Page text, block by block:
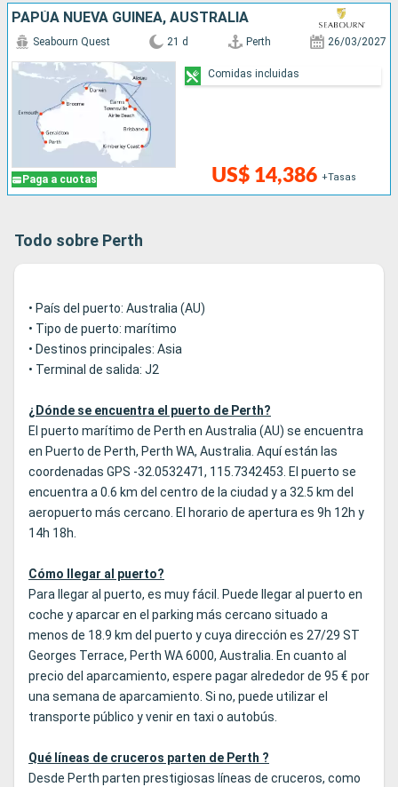
PAPÚA NUEVA GUINEA, AUSTRALIA
Paga a cuotas
Seabourn Quest 21 d Perth 26/03/2027
US$ 14,386 +Tasas
Comidas incluidas
Todo sobre Perth
• País del puerto: Australia (AU)
• Tipo de puerto: marítimo
• Destinos principales: Asia
• Terminal de salida: J2
¿Dónde se encuentra el puerto de Perth?
El puerto marítimo de Perth en Australia (AU) se encuentra
en Puerto de Perth, Perth WA, Australia. Aquí están las
coordenadas GPS -32.0532471, 115.7342453. El puerto se
encuentra a 0.6 km del centro de la ciudad y a 32.5 km del
aeropuerto más cercano. El horario de apertura es 9h 12h y
14h 18h.
Cómo llegar al puerto?
Para llegar al puerto, es muy fácil. Puede llegar al puerto en
coche y aparcar en el parking más cercano situado a
menos de 18.9 km del puerto y cuya dirección es 27/29 ST
Georges Terrace, Perth WA 6000, Australia. En cuanto al
precio del aparcamiento, espere pagar alrededor de 95 € por
una semana de aparcamiento. Si no, puede utilizar el
transporte público y venir en taxi o autobús.
Qué líneas de cruceros parten de Perth ?
Desde Perth parten prestigiosas líneas de cruceros, como